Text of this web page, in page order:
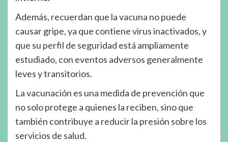
Además, recuerdan que la vacuna no puede
causar gripe, ya que contiene virus inactivados, y
que su perfil de seguridad está ampliamente
estudiado, con eventos adversos generalmente
leves y transitorios.
La vacunación es una medida de prevención que
no solo protege a quienes la reciben, sino que
también contribuye a reducir la presión sobre los
servicios de salud.